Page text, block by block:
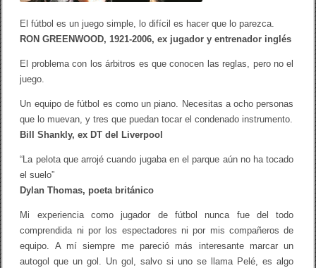
t
r
á
n
i
o
L
:
h
t
i
n
e
s
n
El fútbol es un juego simple, lo difícil es hacer que lo parezca.
RON GREENWOOD, 1921-2006, ex jugador y entrenador inglés
El problema con los árbitros es que conocen las reglas, pero no el
juego.
Un equipo de fútbol es como un piano. Necesitas a ocho personas
que lo muevan, y tres que puedan tocar el condenado instrumento.
Bill Shankly, ex DT del Liverpool
“La pelota que arrojé cuando jugaba en el parque aún no ha tocado
el suelo”
Dylan Thomas, poeta británico
Mi experiencia como jugador de fútbol nunca fue del todo
comprendida ni por los espectadores ni por mis compañeros de
equipo. A mí siempre me pareció más interesante marcar un
autogol que un gol. Un gol, salvo si uno se llama Pelé, es algo